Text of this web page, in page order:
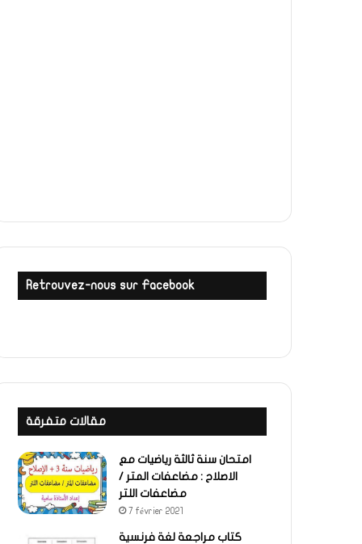
Retrouvez-nous sur Facebook
مقالات متفرقة
امتحان سنة ثالثة رياضيات مع
الاصلاح : مضاعفات المتر /
مضاعفات اللتر
7 février 2021
كتاب مراجعة لغة فرنسية